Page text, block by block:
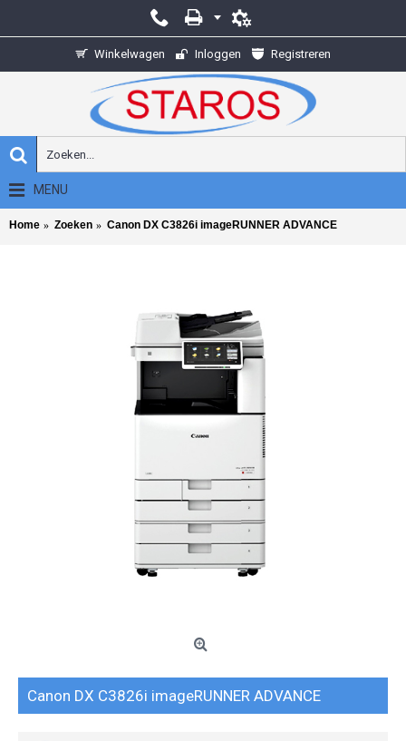
Winkelwagen Inloggen Registreren
MENU
Home Zoeken Canon DX C3826i imageRUNNER ADVANCE
Canon DX C3826i imageRUNNER ADVANCE